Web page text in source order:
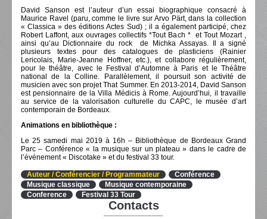
David Sanson est l’auteur d’un essai biographique consacré à
Maurice Ravel (paru, comme le livre sur Arvo Pärt, dans la collection
« Classica » des éditions Actes Sud) ; il a également participé, chez
Robert Laffont, aux ouvrages collectifs *Tout Bach * et Tout Mozart ,
ainsi qu’au Dictionnaire du rock de Michka Assayas. Il a signé
plusieurs textes pour des catalogues de plasticiens (Rainier
Lericolais, Marie-Jeanne Hoffner, etc.), et collabore régulièrement,
pour le théâtre, avec le Festival d’Automne à Paris et le Théâtre
national de la Colline. Parallèlement, il poursuit son activité de
musicien avec son projet That Summer. En 2013-2014, David Sanson
est pensionnaire de la Villa Médicis à Rome. Aujourd’hui, il travaille
au service de la valorisation culturelle du CAPC, le musée d’art
contemporain de Bordeaux.
Animations en bibliothèque :
Le 25 samedi mai 2019 à 16h – Bibliothèque de Bordeaux Grand
Parc – Conférence « la musique sur un plateau » dans le cadre de
l’événement « Discotake » et du festival 33 tour.
Auteur / Conférencier / Programmateur
Conférence
Musique classique
Musique contemporaine
Conference
Festival 33 Tour
Contacts